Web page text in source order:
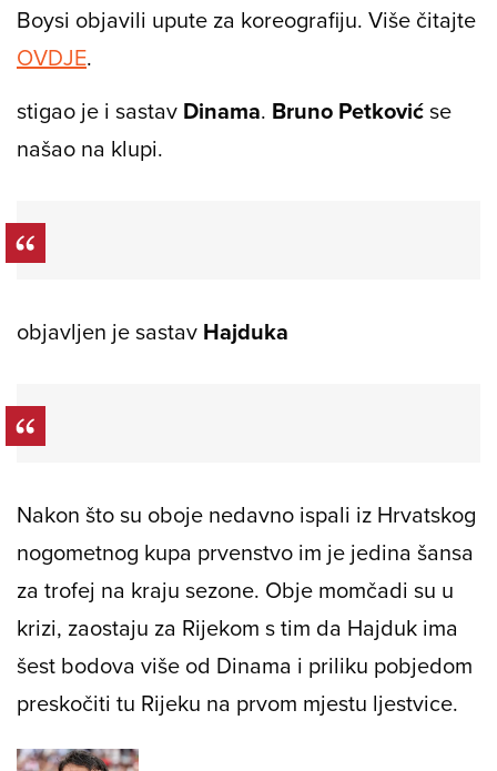
Boysi objavili upute za koreografiju. Više čitajte
OVDJE.
stigao je i sastav Dinama. Bruno Petkovićse
našao na klupi.
objavljen je sastav Hajduka
Nakon što su oboje nedavno ispali iz Hrvatskog
nogometnog kupa prvenstvo im je jedina šansa
za trofej na kraju sezone. Obje momčadi su u
krizi, zaostaju za Rijekom s tim da Hajduk ima
šest bodova više od Dinama i priliku pobjedom
preskočiti tu Rijeku na prvom mjestu ljestvice.